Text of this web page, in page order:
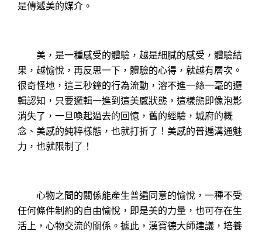
是傳遞美的媒介。
美，是一種感受的體驗，越是細膩的感受，體驗結
果，越愉悅，再反思一下，體驗的心得，就越有層次。
很奇怪地，這三秒鐘的行為流動，溶不進一絲一毫的邏
輯認知，只要邏輯一進到這美感狀態，這樣態即像泡影
消失了，一旦喚起過去的回憶，舊的經驗，城府的概
念、美感的純粹樣態，也就打折了！美感的普遍溝通魅
力，也就限制了！
心物之間的關係能產生普遍同意的愉悅，一種不受
任何條件制約的自由愉悅，即是美的力量，也可存在生
活上，心物交流的關係。據此，漢寶德大師建議，培養